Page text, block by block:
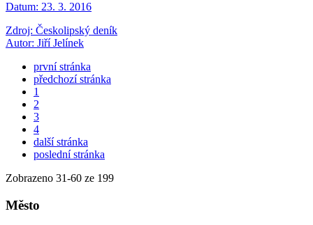
Datum: 23. 3. 2016
Zdroj: Českolipský deník
Autor: Jiří Jelínek
první stránka
předchozí stránka
1
2
3
4
další stránka
poslední stránka
Zobrazeno 31-60 ze 199
Město